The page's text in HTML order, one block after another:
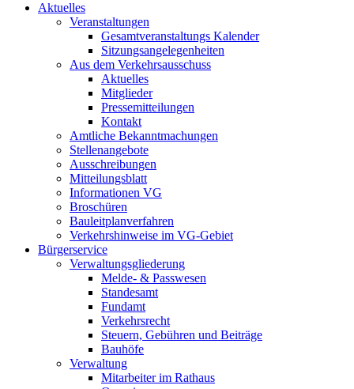
Aktuelles
Veranstaltungen
Gesamtveranstaltungs Kalender
Sitzungsangelegenheiten
Aus dem Verkehrsausschuss
Aktuelles
Mitglieder
Pressemitteilungen
Kontakt
Amtliche Bekanntmachungen
Stellenangebote
Ausschreibungen
Mitteilungsblatt
Informationen VG
Broschüren
Bauleitplanverfahren
Verkehrshinweise im VG-Gebiet
Bürgerservice
Verwaltungsgliederung
Melde- & Passwesen
Standesamt
Fundamt
Verkehrsrecht
Steuern, Gebühren und Beiträge
Bauhöfe
Verwaltung
Mitarbeiter im Rathaus